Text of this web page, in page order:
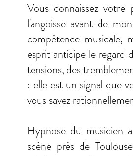
Vous connaissez
l'angoisse avant de
compétence musicale,
esprit anticipe le regard
tensions, des
: elle est un signal que
vous savez
Hypnose du musicien
scène près de